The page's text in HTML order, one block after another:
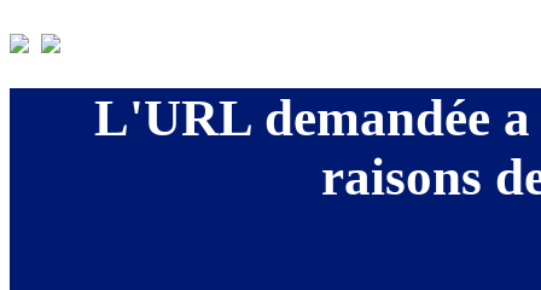
L'URL demandée a
raisons